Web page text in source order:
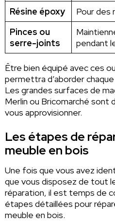
Résine époxy
Pour des
Pinces ou
serre-joints
pendant
Être bien équipé avec ces
permettra d’aborder
Les grandes surfaces de
Merlin ou Bricomarché sont
vous approvisionner.
Les étapes de
meuble en bois
Une fois que vous avez
que vous disposez de tout
réparation, il est temps de
étapes détaillées pour
meuble en bois.